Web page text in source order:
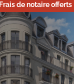
Frais de notaire offerts